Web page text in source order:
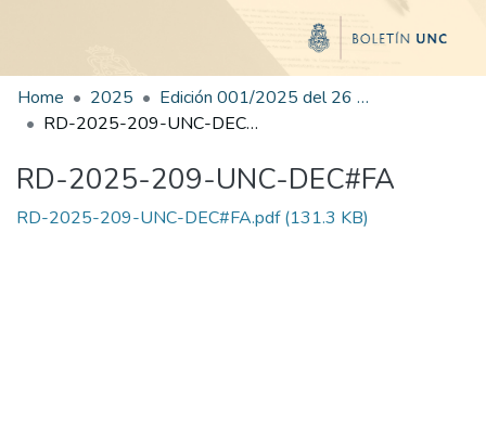
Home 2025
Edición 001/2025 del 26 de mayo de 2025
RD-2025-209-UNC-DEC#FA
RD-2025-209-UNC-DEC#FA
RD-2025-209-UNC-DEC#FA.pdf(131.3 KB)